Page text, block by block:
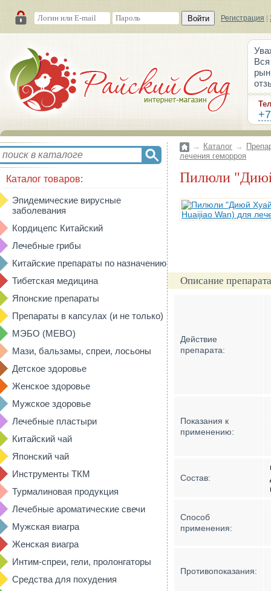
Войти Регистрация
Каталог товаров:
Эпидемические вирусные
заболевания
Кордицепс Китайский
Лечебные грибы
Китайские препараты по назначению
Тибетская медицина
Японские препараты
Препараты в капсулах (и не только)
МЭБО (MEBO)
Мази, бальзамы, спреи, лосьоны
Детское здоровье
Женское здоровье
Мужское здоровье
Лечебные пластыри
Китайский чай
Японский чай
Инструменты ТКМ
Турмалиновая продукция
Лечебные ароматические свечи
Мужская виагра
Женская виагра
Интим-спреи, гели, пролонгаторы
Средства для похудения
→ Каталог →
лечения геморроя
Пилюли
Описание
Действие
препарата:
Показания к
применению:
Состав:
Способ
применения:
Противопоказания: